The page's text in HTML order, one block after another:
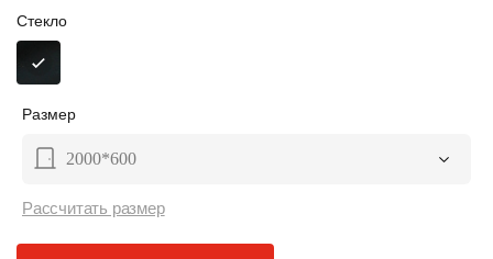
Стекло
Размер
2000*600
Рассчитать размер